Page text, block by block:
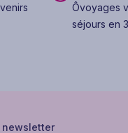
Ôvoyages
séjours en